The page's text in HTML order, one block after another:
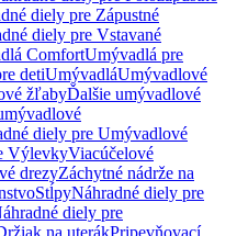
diely pre Zápustné
diely pre Vstavané
ComfortUmývadlá pre
detiUmývadláUmývadlové
žľabyĎalšie umývadlové
diely pre Umývadlové
VýlevkyViacúčelové
drezyZáchytné nádrže na
StĺpyNáhradné diely pre
diely pre
na uterákPripevňovací